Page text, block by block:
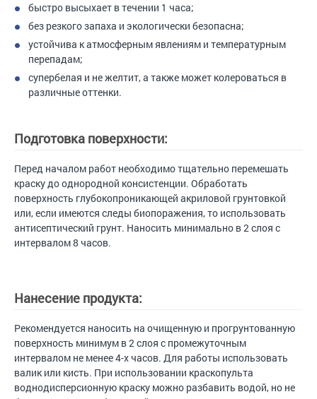
быстро высыхает в течении 1 часа;
без резкого запаха и экологически безопасна;
устойчива к атмосферным явлениям и температурным
перепадам;
супербелая и не желтит, а также может колероваться в
различные оттенки.
Подготовка поверхности:
Перед началом работ необходимо тщательно перемешать
краску до однородной консистенции. Обработать
поверхность глубокопроникающей акриловой грунтовкой
или, если имеются следы биопоражения, то использовать
антисептический грунт. Наносить минимально в 2 слоя с
интервалом 8 часов.
Нанесение продукта:
Рекомендуется наносить на очищенную и прогрунтованную
поверхность минимум в 2 слоя с промежуточным
интервалом не менее 4-х часов. Для работы использовать
валик или кисть. При использовании краскопульта
воднодисперсионную краску можно разбавить водой, но не